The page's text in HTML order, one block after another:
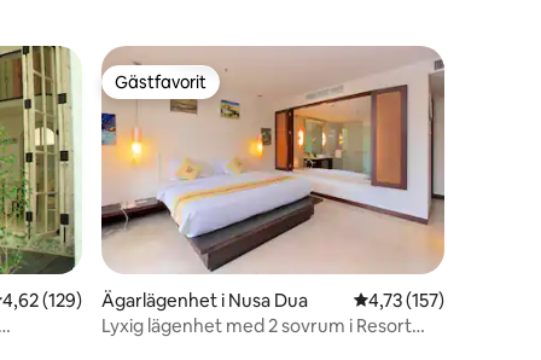
av 5 i genomsnittligt betyg, 129 omdömen
4,62 (129)
Gästfavorit
Gästfavorit
Ägarlägenhet i Nusa Dua 4,73 av 5 i
4,73 (157)
Lyxig lägenhet med 2 sovrum i Resort